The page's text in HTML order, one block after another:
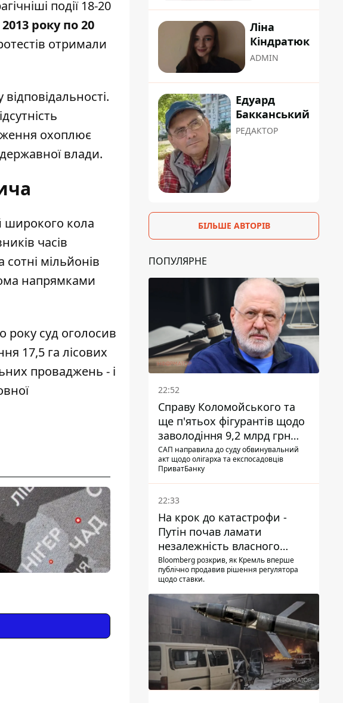
події 18-20
року по 20
отримали
охоплює
влади.
широкого кола
часів
мільйонів
напрямками
року суд оголосив
17,5 га лісових
проваджень - і
Ліна
Кіндратюк
ADMIN
Едуард
Бакканський
РЕДАКТОР
БІЛЬШЕ АВТОРІВ
ПОПУЛЯРНЕ
22:52
Справу Коломойського та
ще п'ятьох фігурантів щодо
заволодіння 9,2 млрд грн
ПриватБанку скерували до
суду
САП направила до суду обвинувальний
акт щодо олігарха та експосадовців
ПриватБанку
22:33
На крок до катастрофи -
Путін почав ламати
незалежність власного
Центробанку, змусивши
знизити базову ставку
Bloomberg розкрив, як Кремль вперше
публічно продавив рішення регулятора
щодо ставки.